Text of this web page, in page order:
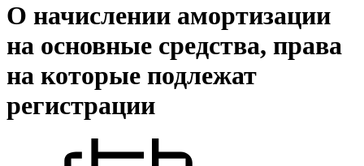
О начислении амортизации
на основные средства, права
на которые подлежат
регистрации